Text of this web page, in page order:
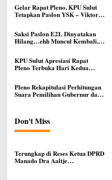
Gelar Rapat Pleno, KPU Sulut
Tetapkan Paslon YSK – Viktory
Saksi Paslon E2L Dinyatakan
Hilang…ehh Muncul Kembali,
KPU Sulut Apresiasi Rapat
Pleno Terbuka Hari Kedua
Pleno Rekapitulasi Perhitungan
Suara Pemilihan Gubernur dan
Don't Miss
Terungkap di Reses Ketua DPRD
Manado Dra Aaltje